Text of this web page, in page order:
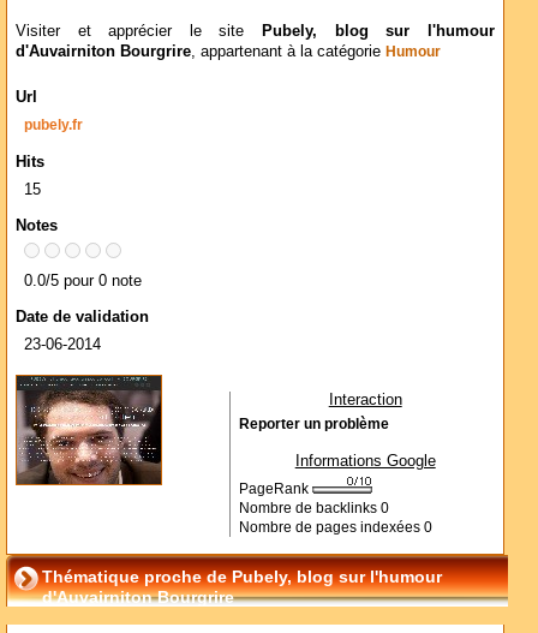
Visiter et apprécier le site
Pubely, blog sur l'humour
d'Auvairniton Bourgrire, appartenant à la catégorie Humour
Url
pubely.fr
Hits
15
Notes
0.0/5 pour 0 note
Date de validation
23-06-2014
Interaction
Reporter un problème
Informations Google
PageRank
Nombre de backlinks 0
Nombre de pages indexées 0
Thématique proche de Pubely, blog sur l'humour
d'Auvairniton Bourgrire